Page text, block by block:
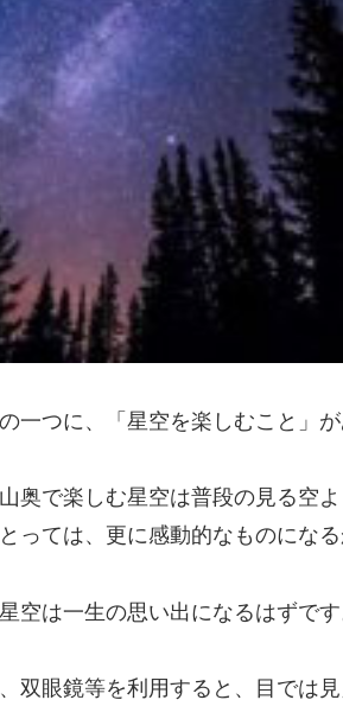
一つに、「星空を楽しむこと」が
奥で楽しむ星空は普段の見る空
っては、更に感動的なものになる
空は一生の思い出になるはずです
双眼鏡等を利用すると、目では